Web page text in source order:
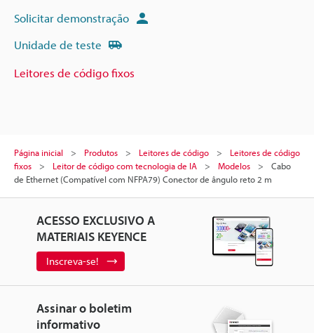
Solicitar demonstração
Unidade de teste
Leitores de código fixos
Página inicial Produtos Leitores de código
Leitores de código
fixos
Leitor de código com tecnologia de IA Modelos
Cabo
de Ethernet (Compatível com NFPA79) Conector de ângulo reto 2 m
ACESSO EXCLUSIVO A
MATERIAIS KEYENCE
Inscreva-se!
Assinar o boletim
informativo